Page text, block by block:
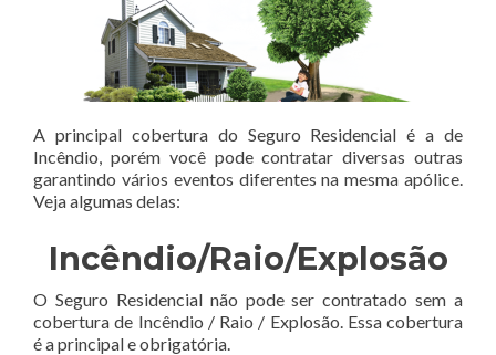
A principal cobertura do Seguro Residencial é a de
Incêndio, porém você pode contratar diversas outras
garantindo vários eventos diferentes na mesma apólice.
Veja algumas delas:
Incêndio/Raio/Explosão
O Seguro Residencial não pode ser contratado sem a
cobertura de Incêndio / Raio / Explosão. Essa cobertura
é a principal e obrigatória.